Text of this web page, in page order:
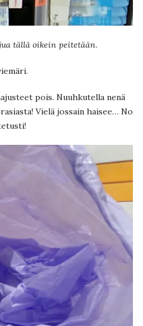
tällä oikein peitetään.
pois. Nuuhkutella nenä
Vielä jossain haisee… No